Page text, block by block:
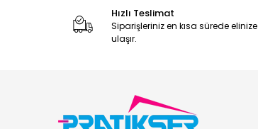
Hızlı Teslimat
Siparişleriniz en kısa sürede elinize
ulaşır.